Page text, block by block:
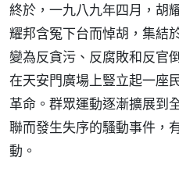
終於，一九八九年四月，胡
耀邦含冤下台而悼胡，集結
變為反貪污、反腐敗和反官
在天安門廣場上豎立起一座
革命。群眾運動逐漸擴展到
聯而發生失序的騷動事件，
動。